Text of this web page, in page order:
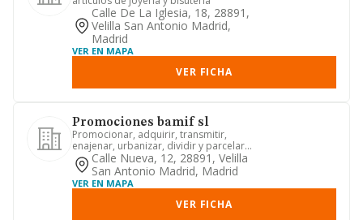
Calle De La Iglesia, 18, 28891,
Velilla San Antonio Madrid,
Madrid
VER EN MAPA
VER FICHA
Promociones bamif sl
Promocionar, adquirir, transmitir,
enajenar, urbanizar, dividir y parcelar
toda clase de inmuebles,...
Calle Nueva, 12, 28891, Velilla
San Antonio Madrid, Madrid
VER EN MAPA
VER FICHA